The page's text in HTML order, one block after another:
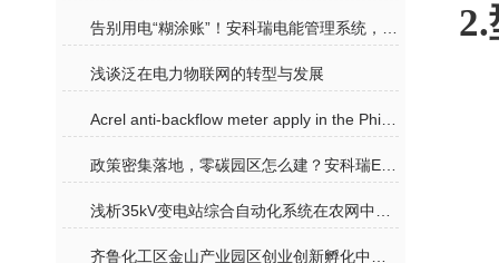
浅谈泛在电力物联网的转型与发展